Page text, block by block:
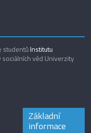
studentůInstitutu
sociálních věd Univerzity
Základní
informace